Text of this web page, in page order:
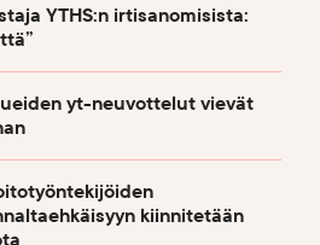
YTHS:n irtisanomisista:
yt-neuvottelut vievät
kiinnitetään